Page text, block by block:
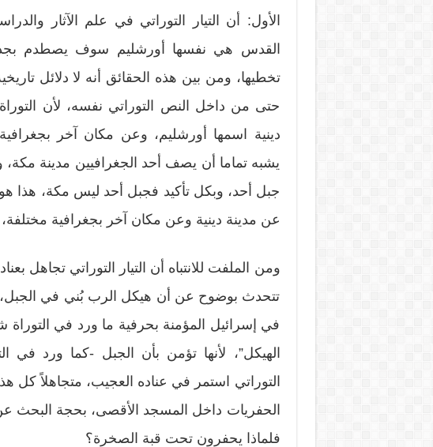
الأول: أن التيار التوراتي في علم الآثار
القدس هي نفسها أورشليم سوف يصطدم
تخطيها، ومن بين هذه الحقائق أنه لا دلائل
حتى من داخل النص التوراتي نفسه، لأن
دينية اسمها أورشليم، وعن مكان آخر
يشبه تماما أن يصف أحد الجغرافيين مدينة
جبل أحد، وبكل تأكيد فجبل أحد ليس مكة، هذا
عن مدينة دينية وعن مكان آخر بجغرافية
ومن الملفت للانتباه أن التيار التوراتي تجاهل
تتحدث بوضوح عن أن هيكل الرب بُني في الجبل،
في إسرائيل المؤمنة بحرفية ما ورد في
الهيكل”، لأنها تؤمن بأن الجبل -كما ورد في
التوراتي استمر في عناده العجيب، متجاهلاً كل
الحفريات داخل المسجد الأقصى، بحجة البحث
فلماذا يحفرون تحت قبة الصخرة؟